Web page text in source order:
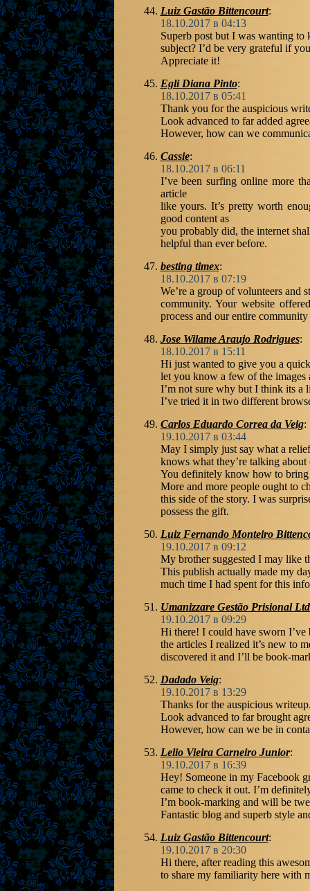
Luiz Gastão Bittencourt:
18.10.2017 в 04:13
Superb post but I was wanting
subject? I’d be very grateful if
Appreciate it!
Egli Diana Pinto:
18.10.2017 в 05:41
Thank you for the auspicious
Look advanced to far added
However, how can we
Cassie:
18.10.2017 в 06:11
I’ve been surfing online more
article
like yours. It’s pretty worth
good content as
you probably did, the internet
helpful than ever before.
besting timex:
18.10.2017 в 07:19
We’re a group of volunteers and
community. Your website
process and our entire
Jose Wilame Araujo Rodrigues:
18.10.2017 в 15:11
Hi just wanted to give you a
let you know a few of the images
I’m not sure why but I think its a
I’ve tried it in two different
Carlos Eduardo Correa da Veig:
19.10.2017 в 03:44
May I simply just say what a
knows what they’re talking about
You definitely know how to
More and more people ought to
this side of the story. I was
possess the gift.
Luiz Fernando Monteiro
19.10.2017 в 09:12
My brother suggested I may like
This publish actually made my
much time I had spent for this
Umanizzare Gestão Prisional
19.10.2017 в 09:29
Hi there! I could have sworn
the articles I realized it’s new to
discovered it and I’ll be book-
Dadado Veig:
19.10.2017 в 13:29
Thanks for the auspicious
Look advanced to far brought
However, how can we be in
Lelio Vieira Carneiro Junior:
19.10.2017 в 16:39
Hey! Someone in my Facebook
came to check it out. I’m
I’m book-marking and will be
Fantastic blog and superb style
Luiz Gastão Bittencourt:
19.10.2017 в 20:30
Hi there, after reading this
to share my familiarity here with